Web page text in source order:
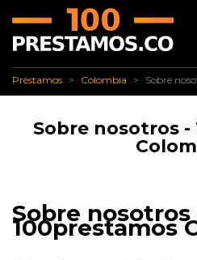
✅ Préstamos
Préstamos ✅ Colombia
Colombia Sobre
Sobre
Sobre nosotros -
Sobre nosotros
100prestamos